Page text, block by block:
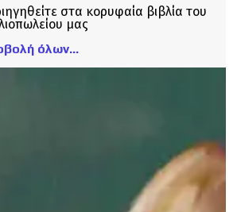
στα κορυφαία βιβλία του
μας
όλων